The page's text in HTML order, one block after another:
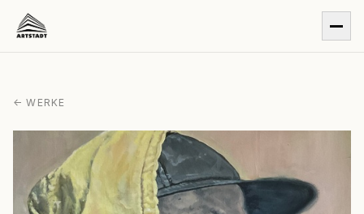
← WERKE